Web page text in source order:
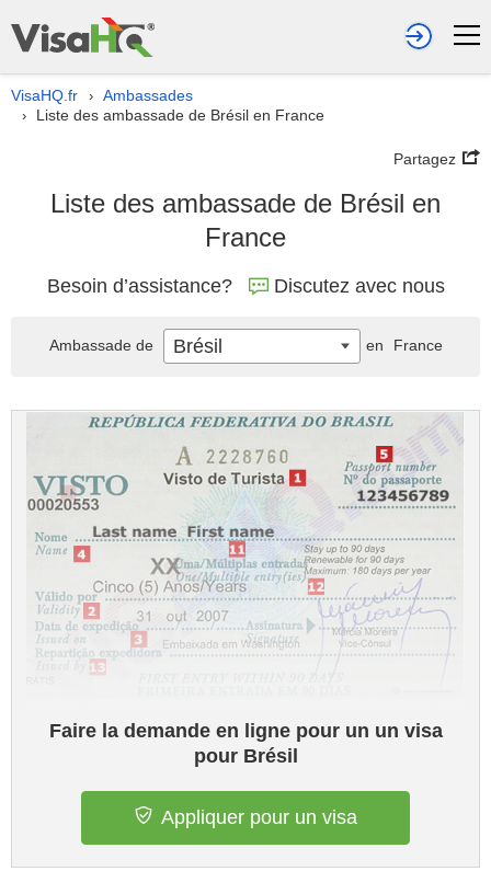
VisaHQ.fr › Ambassades
› Liste des ambassade de Brésil en France
Partagez
Liste des ambassade de Brésil en
France
Besoin d’assistance? Discutez avec nous
Faire la demande en ligne pour un un visa
pour Brésil
Appliquer pour un visa
Ambassade de Brésil en France